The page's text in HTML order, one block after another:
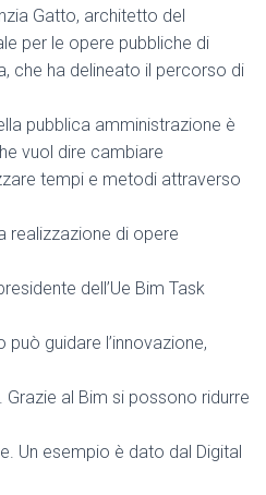
Gatto, architetto del
per le opere pubbliche di
che ha delineato il percorso di
pubblica amministrazione è
vuol dire cambiare
tempi e metodi attraverso
realizzazione di opere
dell’Ue Bim Task
guidare l’innovazione,
Grazie al Bim si possono ridurre
Un esempio è dato dal Digital